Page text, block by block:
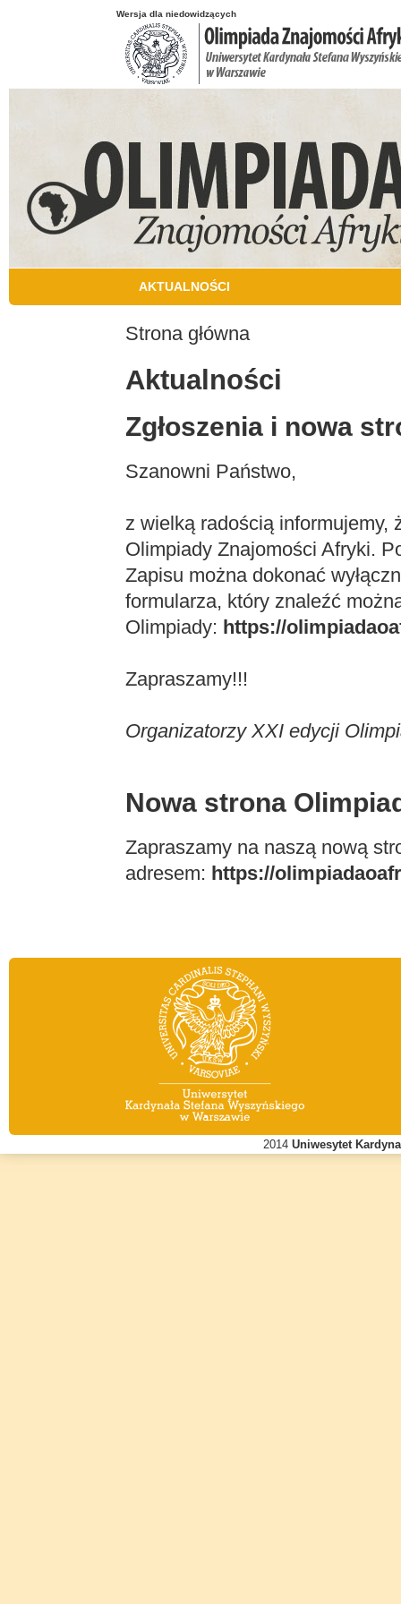
Wersja dla niedowidzących
AKTUALNOŚCI
Strona główna
Aktualności
Zgłoszenia i nowa
Szanowni Państwo,
z wielką radością informujemy,
Olimpiady Znajomości Afryki.
Zapisu można dokonać
formularza, który znaleźć
Olimpiady: https://
Zapraszamy!!!
Organizatorzy XXI edycji
Nowa strona
Zapraszamy na naszą nową
adresem: https://
2014 Uniwesytet